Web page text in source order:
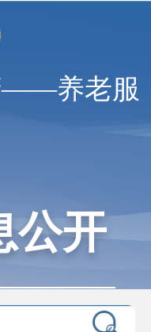
——养老服
公开